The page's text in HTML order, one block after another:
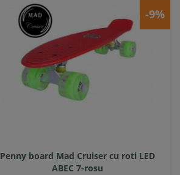
-9%
Penny board Mad Cruiser cu roti LED
ABEC 7-rosu